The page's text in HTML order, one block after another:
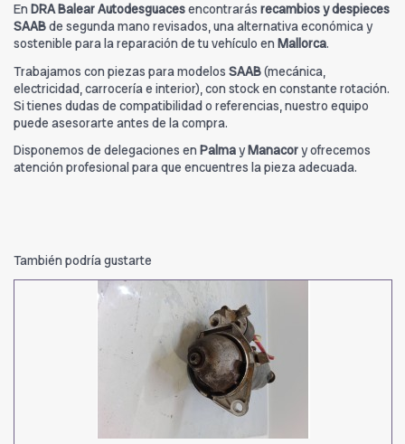
En DRA Balear Autodesguacesencontrarás recambios y despieces
SAABde segunda mano revisados, una alternativa económica y
sostenible para la reparación de tu vehículo en Mallorca.
Trabajamos con piezas para modelos SAAB(mecánica,
electricidad, carrocería e interior), con stock en constante rotación.
Si tienes dudas de compatibilidad o referencias, nuestro equipo
puede asesorarte antes de la compra.
Disponemos de delegaciones en PalmayManacory ofrecemos
atención profesional para que encuentres la pieza adecuada.
También podría gustarte